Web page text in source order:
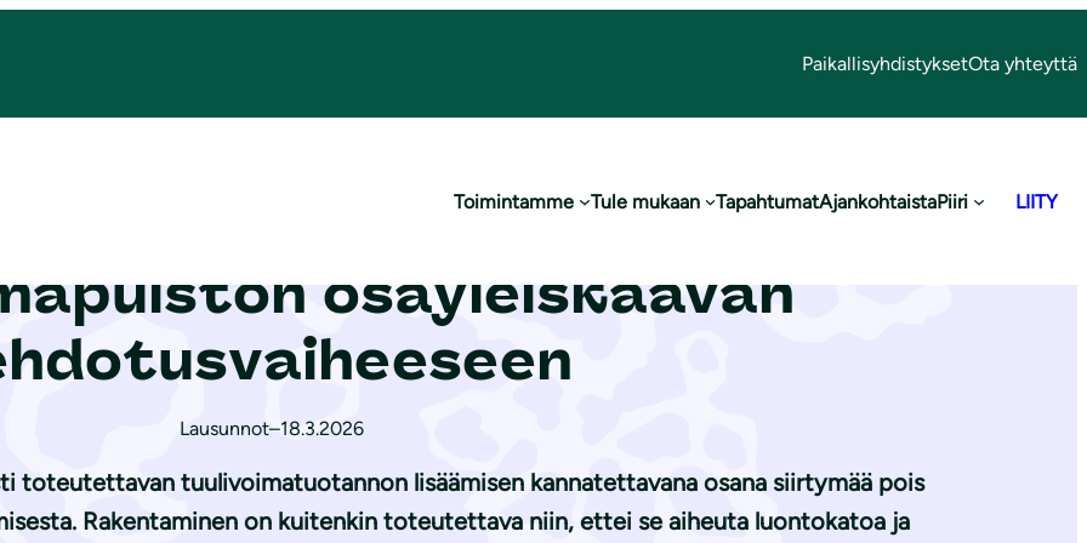
PaikallisyhdistyksetOta yhteyttä
Toimintamme Tule mukaan TapahtumatAjankohtaistaPiiri LIITY
osayleiskaavan ehdotusvaiheeseen
Heinäveden Kilpimäen
osayleiskaavan
Lausunnot–18.3.2026
toteutettavan tuulivoimatuotannon lisäämisen kannatettavana osana siirtymää pois
Rakentaminen on kuitenkin toteutettava niin, ettei se aiheuta luontokatoa ja